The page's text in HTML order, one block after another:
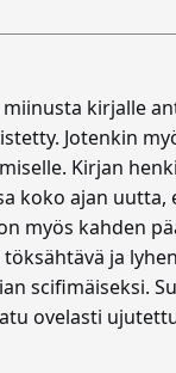
kirjalle
Jotenkin
Kirjan
koko ajan uutta,
myös kahden
ja
scifimäiseksi.
ovelasti